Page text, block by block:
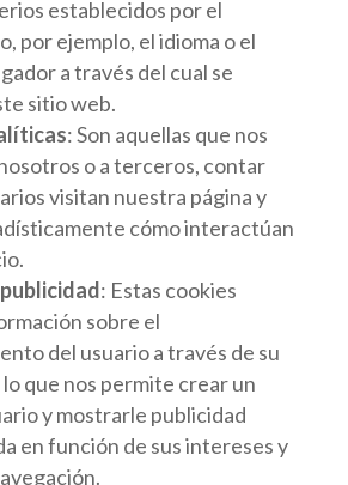
establecidos por el
por ejemplo, el idioma o el
a través del cual se
sitio web.
: Son aquellas que nos
o a terceros, contar
visitan nuestra página y
cómo interactúan
: Estas cookies
sobre el
del usuario a través de su
que nos permite crear un
y mostrarle publicidad
en función de sus intereses y